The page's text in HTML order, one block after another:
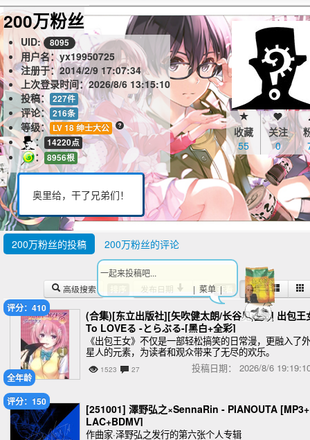
收藏
55
关注
0
200万粉丝
UID: 8095
用户名：yx19950725
注册于：2014/2/9 17:07:34
上次登录时间：2026/8/6 13:15:10
投稿：
227件
评论： 216条
等级： LV 18 绅士大公
： 14220点
： 8956根
奥里给，干了兄弟们！
200万粉丝的投稿 200万粉丝的评论
高级搜索 排序 发布日期 查看
全年龄
评分：410
(合集)[东立出版社][矢吹健太朗/长谷见沙贵] 出包王
To LOVEる -とらぶる-[黑白+全彩]
《出包王女》不仅是一部轻松搞笑的日常漫，更融入了外
星人的元素，为读者和观众带来了无尽的欢乐。
1523 27 投稿日期： 2026/8/6
评分：150
[251001] 澤野弘之×SennaRin - PIANOUTA
LAC+BDMV]
作曲家·泽野弘之发行的第六张个人专辑
一起来投稿吧...
| 菜单 |